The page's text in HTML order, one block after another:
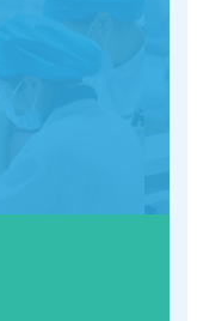
门服务费"等
七院区医保收
胰岛素"计价
院召开2026
，以学术思享
安康
入院服务，